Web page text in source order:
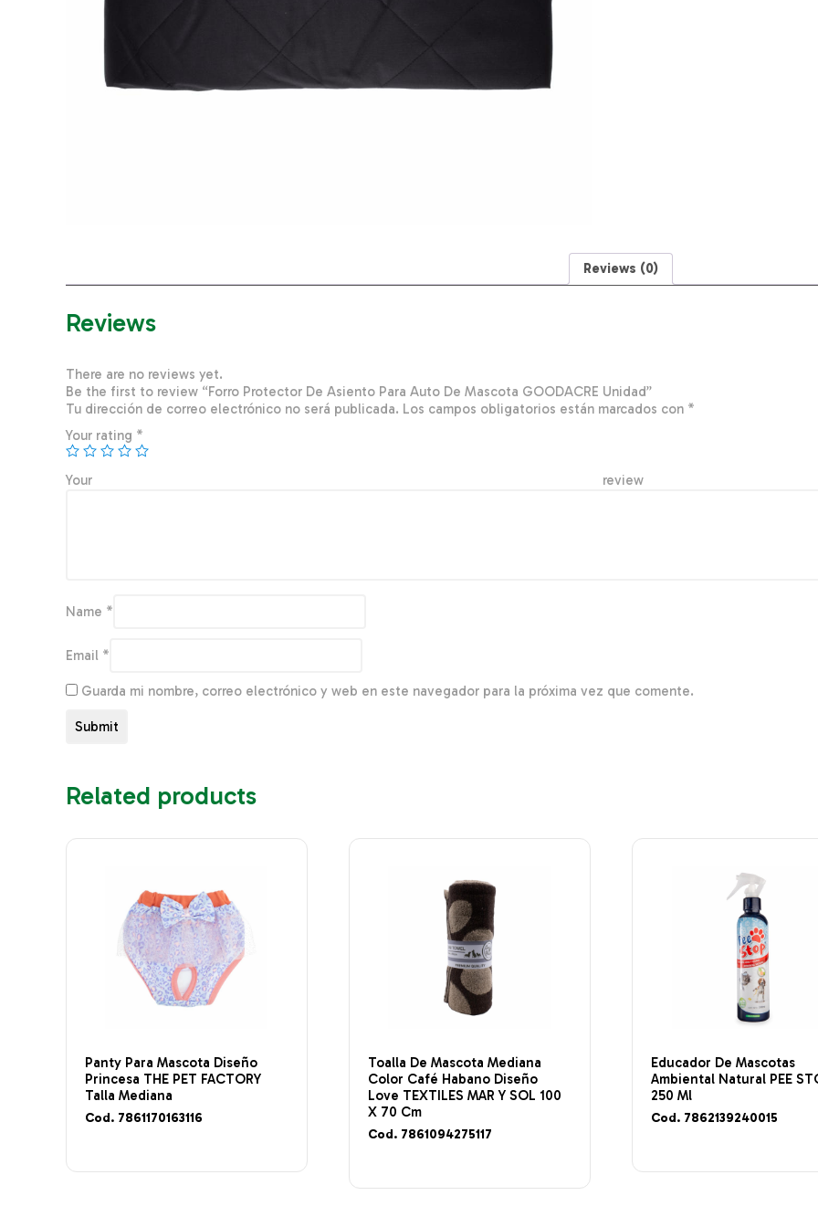
Reviews (0)
Reviews
There are no reviews yet.
Be the first to review “Forro Protector De Asiento Para Auto De Mascota GOODACRE Unidad”
Tu dirección de correo electrónico no será publicada. Los campos obligatorios están marcados con *
Your rating *
Your
Name *
Email *
Guarda mi nombre, correo electrónico y web en este navegador para la próxima vez que comente.
Related products
Panty Para Mascota Diseño
Princesa THE PET FACTORY
Talla Mediana
Cod. 7861170163116
Toalla De Mascota Mediana
Color Café Habano Diseño
Love TEXTILES MAR Y SOL 100
X 70 Cm
Cod. 7861094275117
Educador De Mascotas
Ambiental Natural PEE
250 Ml
Cod. 7862139240015